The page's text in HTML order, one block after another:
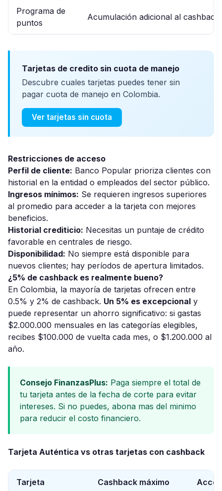
Programa de
puntos
Acumulación adicional al cashback
Tarjetas de credito sin cuota de manejo
Descubre cuales tarjetas puedes tener sin
pagar cuota de manejo en Colombia.
Ver tarjetas sin cuota
Restricciones de acceso
Perfil de cliente: Banco Popular prioriza clientes con
historial en la entidad o empleados del sector público.
Ingresos mínimos: Se requieren ingresos superiores
al promedio para acceder a la tarjeta con mejores
beneficios.
Historial crediticio: Necesitas un puntaje de crédito
favorable en centrales de riesgo.
Disponibilidad: No siempre está disponible para
nuevos clientes; hay períodos de apertura limitados.
¿5% de cashback es realmente bueno?
En Colombia, la mayoría de tarjetas ofrecen entre
0.5% y 2% de cashback. Un 5% es excepcional y
puede representar un ahorro significativo: si gastas
$2.000.000 mensuales en las categorías elegibles,
recibes $100.000 de vuelta cada mes, o $1.200.000 al
año.
Consejo FinanzasPlus: Paga siempre el total de
tu tarjeta antes de la fecha de corte para evitar
intereses. Si no puedes, abona mas del minimo
para reducir el costo financiero.
Tarjeta Auténtica vs otras tarjetas con cashback
Tarjeta Cashback máximo